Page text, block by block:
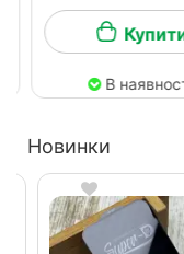
Купити
В наявності
Новинки